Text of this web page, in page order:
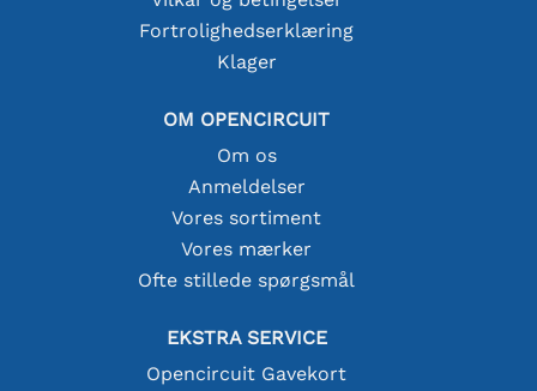
Fortrolighedserklæring
Klager
OM OPENCIRCUIT
Om os
Anmeldelser
Vores sortiment
Vores mærker
Ofte stillede spørgsmål
EKSTRA SERVICE
Opencircuit Gavekort